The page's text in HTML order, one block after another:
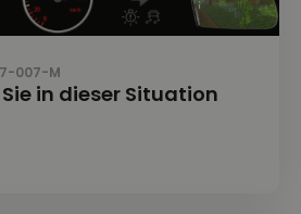
007-M
in dieser Situation